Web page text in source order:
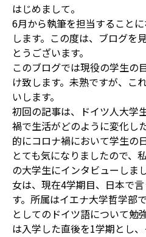
はじめまして。
6月から執筆を担当すること
します。この度は、ブログを
とうございます。
このブログでは現役の学生の
け致します。未熟ですが、こ
いします。
初回の記事は、ドイツ人大学
禍で生活がどのように変化し
的にコロナ禍において学生の
とても気になりましたので、
の大学生にインタビューしま
女は、現在4学期目、日本で
す。所属はイエナ大学哲学部
としてのドイツ語について勉
は入学した直後を1学期とし